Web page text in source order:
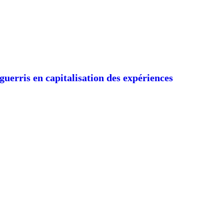
en capitalisation des expériences